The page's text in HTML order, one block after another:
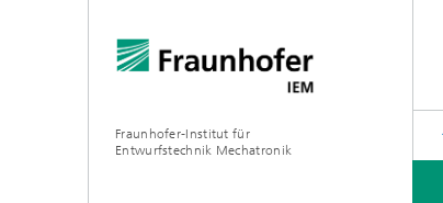
Fraunhofer-Institut für
Entwurfstechnik Mechatronik